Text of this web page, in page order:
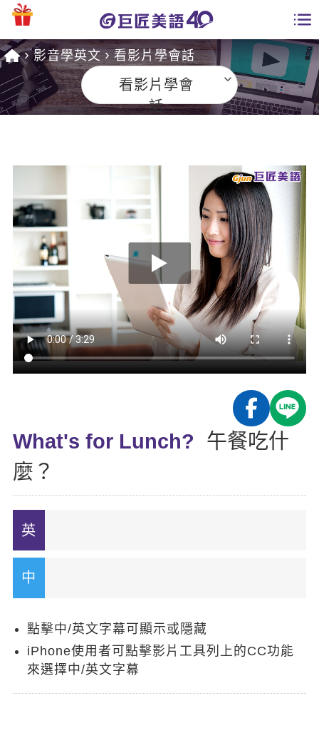
課程總覽
英文課程總表
英文會話
商用英文
英文檢定
TOEIC 多益課程
IELTS 雅思課程
GEPT 全民英檢課程
能力養成
自然發音
英文聽力養成
旅遊英文
基礎字彙
情境閱讀
CNN聽力強化
新聞英文
特色課程
ECAM
Let's Talk
韓語
西班牙語
外語即時通
一對一家教
企業訓練
點讀筆教材
免費資源
英文部落格
多益秒學堂
影音學英文
英文能力測驗
師資團隊
學習分享
學員故事
學員讚出來
校園贊助
學員專區
影音學英文 看影片學會話
看影片學會
話
What's for Lunch?
午餐吃什
麼？
點擊中/英文字幕可顯示或隱藏
iPhone使用者可點擊影片工具列上的CC功能
來選擇中/英文字幕